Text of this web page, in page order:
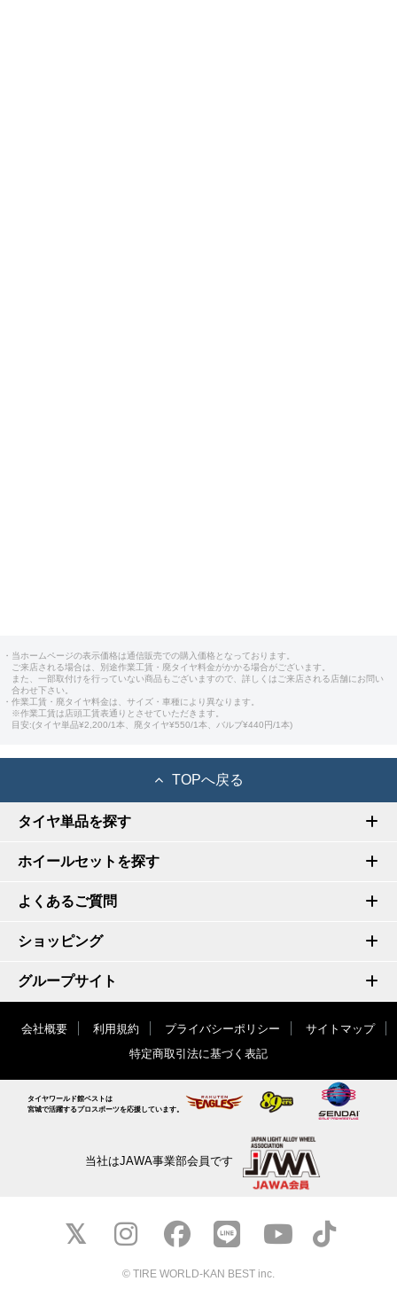
・当ホームページの表示価格は通信販売での購入価格となっております。
ご来店される場合は、別途作業工賃・廃タイヤ料金がかかる場合がございます。
また、一部取付けを行っていない商品もございますので、詳しくはご来店される店舗にお問い
合わせ下さい。
・作業工賃・廃タイヤ料金は、サイズ・車種により異なります。
※作業工賃は店頭工賃表通りとさせていただきます。
目安:(タイヤ単品¥2,200/1本、廃タイヤ¥550/1本、バルブ¥440円/1本)
TOPへ戻る
タイヤ単品を探す
ホイールセットを探す
よくあるご質問
ショッピング
グループサイト
会社概要 利用規約 プライバシーポリシー
サイトマップ
特定商取引法に基づく表記
タイヤワールド館ベストは
宮城で活躍するプロスポーツを応援しています。
当社はJAWA事業部会員です
© TIRE WORLD-KAN BEST inc.